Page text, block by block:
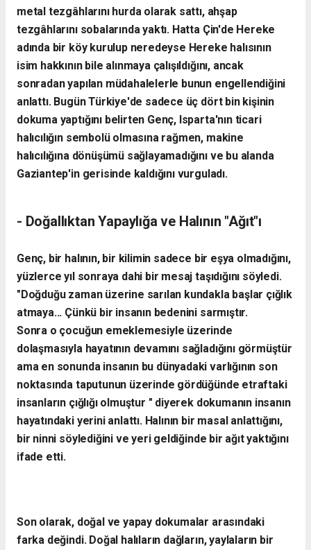
metal tezgâhlarını hurda olarak sattı, ahşap
tezgâhlarını sobalarında yaktı. Hatta Çin'de Hereke
adında bir köy kurulup neredeyse Hereke halısının
isim hakkının bile alınmaya çalışıldığını, ancak
sonradan yapılan müdahalelerle bunun engellendiğini
anlattı. Bugün Türkiye'de sadece üç dört bin kişinin
dokuma yaptığını belirten Genç, Isparta'nın ticari
halıcılığın sembolü olmasına rağmen, makine
halıcılığına dönüşümü sağlayamadığını ve bu alanda
Gaziantep'in gerisinde kaldığını vurguladı.
- ​Doğallıktan Yapaylığa ve Halının "Ağıt"ı
​Genç, bir halının, bir kilimin sadece bir eşya olmadığını,
yüzlerce yıl sonraya dahi bir mesaj taşıdığını söyledi.
"Doğduğu zaman üzerine sarılan kundakla başlar çığlık
atmaya... Çünkü bir insanın bedenini sarmıştır.
Sonra o çocuğun emeklemesiyle üzerinde
dolaşmasıyla hayatının devamını sağladığını görmüştür
ama en sonunda insanın bu dünyadaki varlığının son
noktasında taputunun üzerinde gördüğünde etraftaki
insanların çığlığı olmuştur " diyerek dokumanın insanın
hayatındaki yerini anlattı. Halının bir masal anlattığını,
bir ninni söylediğini ve yeri geldiğinde bir ağıt yaktığını
ifade etti.
Son olarak, doğal ve yapay dokumalar arasındaki
farka değindi. Doğal halıların dağların, yaylaların bir